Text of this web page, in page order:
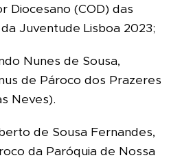
Diocesano (COD) das
Juventude Lisboa 2023;
Nunes de Sousa,
de Pároco dos Prazeres
Neves).
de Sousa Fernandes,
da Paróquia de Nossa